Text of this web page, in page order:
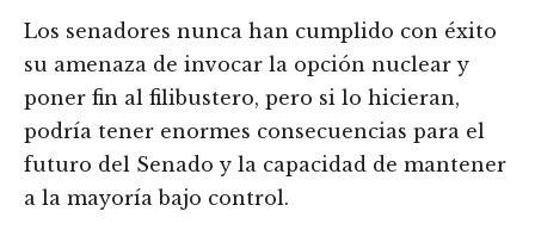
Los senadores nunca han cumplido con éxito
su amenaza de invocar la opción nuclear y
poner fin al filibustero, pero si lo hicieran,
podría tener enormes consecuencias para el
futuro del Senado y la capacidad de mantener
a la mayoría bajo control.